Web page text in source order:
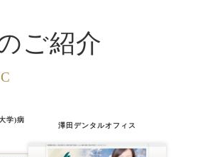
ご紹介
学)病
澤田デンタルオフィス